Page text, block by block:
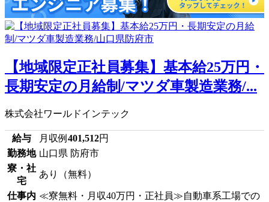
【地域限定正社員募集】基本給25万円・
長期安定の月給制/マツダ車製造業務/...
株式会社ワールドインテック
給与 月収例 401,512円
勤務地 山口県 防府市
寮・社
宅
あり（無料）
仕事内 ≪寮無料・月収40万円・正社員≫自動車系工場での